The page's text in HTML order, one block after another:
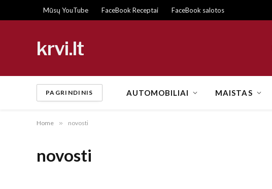
Mūsų YouTube FaceBook Receptai FaceBook salotos
krvi.lt
PAGRINDINIS AUTOMOBILIAI MAISTAS
Home » novosti
novosti